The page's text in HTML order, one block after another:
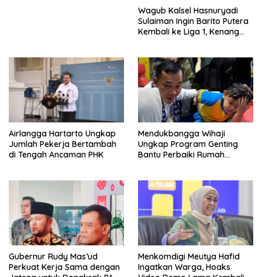
Wagub Kalsel Hasnuryadi
Sulaiman Ingin Barito Putera
Kembali ke Liga 1, Kenang
Airlangga Hartarto Ungkap
Jumlah Pekerja Bertambah
di Tengah Ancaman PHK
Mendukbangga Wihaji
Ungkap Program Genting
Bantu Perbaiki Rumah
Gubernur Rudy Mas’ud
Perkuat Kerja Sama dengan
Menkomdigi Meutya Hafid
Ingatkan Warga, Hoaks